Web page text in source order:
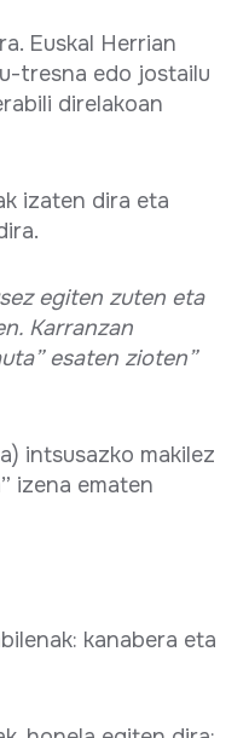
Euskal Herrian
tresna edo jostailu
direlakoan
izaten dira eta
egiten zuten eta
Karranzan
esaten zioten”
intsusazko makilez
izena ematen
kanabera eta